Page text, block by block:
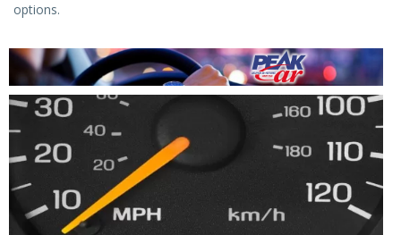
options.